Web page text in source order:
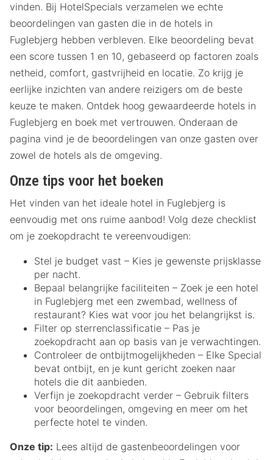
vinden. Bij HotelSpecials verzamelen we echte
beoordelingen van gasten die in de hotels in
Fuglebjerg hebben verbleven. Elke beoordeling bevat
een score tussen 1 en 10, gebaseerd op factoren zoals
netheid, comfort, gastvrijheid en locatie. Zo krijg je
eerlijke inzichten van andere reizigers om de beste
keuze te maken. Ontdek hoog gewaardeerde hotels in
Fuglebjerg en boek met vertrouwen. Onderaan de
pagina vind je de beoordelingen van onze gasten over
zowel de hotels als de omgeving.
Onze tips voor het boeken
Het vinden van het ideale hotel in Fuglebjerg is
eenvoudig met ons ruime aanbod! Volg deze checklist
om je zoekopdracht te vereenvoudigen:
Stel je budget vast – Kies je gewenste prijsklasse
per nacht.
Bepaal belangrijke faciliteiten – Zoek je een hotel
in Fuglebjerg met een zwembad, wellness of
restaurant? Kies wat voor jou het belangrijkst is.
Filter op sterrenclassificatie – Pas je
zoekopdracht aan op basis van je verwachtingen.
Controleer de ontbijtmogelijkheden – Elke Special
bevat ontbijt, en je kunt gericht zoeken naar
hotels die dit aanbieden.
Verfijn je zoekopdracht verder – Gebruik filters
voor beoordelingen, omgeving en meer om het
perfecte hotel te vinden.
Onze tip: Lees altijd de gastenbeoordelingen voor